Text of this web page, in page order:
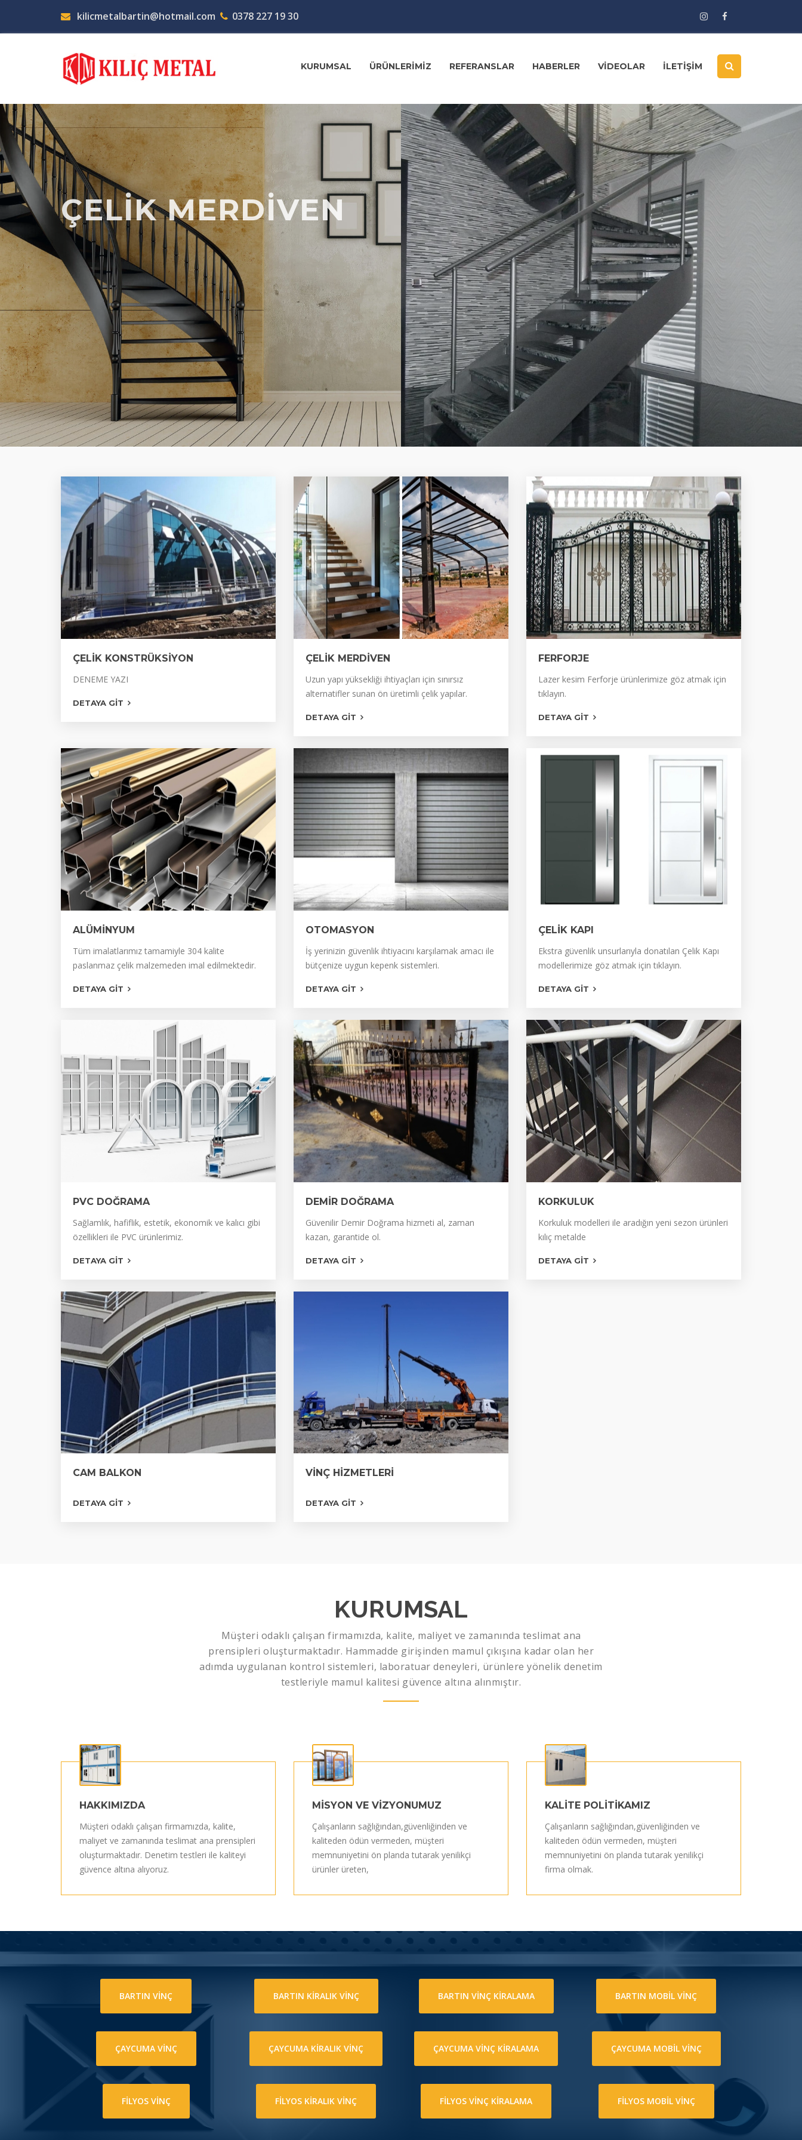
kilicmetalbartin@hotmail.com 0378 227 19 30
KURUMSAL ÜRÜNLERİMİZ REFERANSLAR HABERLER VİDEOLAR İLETİŞİM
ÇELİK MERDİVEN
DETAYA GIT
PROFİL ÇATI
ÇELİK KONSTRÜKSİYON
DENEME YAZI
DETAYA GIT
DEMİR MERDİVEN
YANGIN MERDİVENİ
ÇELİK MERDİVEN
Uzun yapı yüksekliği ihtiyaçları için sınırsız
alternatifler sunan ön üretimli çelik yapılar.
DETAYA GIT
MERDİVEN KORKULUKLARI
FERFORJE KAPILAR
BAHÇE KORKULUKLARI
FERFORJE
Lazer kesim Ferforje ürünlerimize göz atmak için
tıklayın.
DETAYA GIT
ALÜMİNYUM DOĞRAMA
ALÜMİNYUM KÜPEŞTE
ALÜMİNYUM HAVUZ KORKULUĞU
ALÜMİNYUM
Tüm imalatlarımız tamamiyle 304 kalite
paslanmaz çelik malzemeden imal edilmektedir.
DETAYA GIT
OTOMATİK GARAJ KAPILARI
GİYOTİN CAM BALKON
OTOMATİK BARİYER
OTOMASYON
İş yerinizin güvenlik ihtiyacını karşılamak amacı ile
bütçenize uygun kepenk sistemleri.
DETAYA GIT
Ceviz Rustik Panel
Kabartma Laminat Panel
Klasik Ceviz Modeller
Klasik Maun Modeller
Klasik Laminoks Modeller
Klasik Ponpon Modeller
Kromlu Laminoks
Lüks Alpi Panel
Lüks Eskitme Panel
Lüks Laminoks Çift Renkli Panel
Lüks Laminoks Panel
Lüks PVC
ÇELİK KAPI
Ekstra güvenlik unsurlarıyla donatılan Çelik Kapı
modellerimize göz atmak için tıklayın.
DETAYA GIT
CRP
P232 SİNEKLİK SÜRME SİSTEMLERİ
PLASPEN PANJUR
PVC DOĞRAMA
Sağlamlık, hafiflik, estetik, ekonomik ve kalıcı gibi
özellikleri ile PVC ürünlerimiz.
DETAYA GIT
DEMİR DOĞRAMA
DEMİR KAPI
DEMİR DOĞRAMA
Güvenilir Demir Doğrama hizmeti al, zaman
kazan, garantide ol.
DETAYA GIT
KROM KORKULUK
ALÜMİNYUM KORULUK
KORKULUK
Korkuluk modelleri ile aradığın yeni sezon ürünleri
kılıç metalde
DETAYA GIT
CAM BALKON
DETAYA GIT
VİNÇ HİZMETLERİ
DETAYA GIT
KURUMSAL
Müşteri odaklı çalışan firmamızda, kalite, maliyet ve zamanında teslimat ana
prensipleri oluşturmaktadır. Hammadde girişinden mamul çıkışına kadar olan her
adımda uygulanan kontrol sistemleri, laboratuar deneyleri, ürünlere yönelik denetim
testleriyle mamul kalitesi güvence altına alınmıştır.
HAKKIMIZDA
Müşteri odaklı çalışan firmamızda, kalite,
maliyet ve zamanında teslimat ana prensipleri
oluşturmaktadır. Denetim testleri ile kaliteyi
güvence altına alıyoruz.
MİSYON VE VİZYONUMUZ
Çalışanların sağlığından,güvenliğinden ve
kaliteden ödün vermeden, müşteri
memnuniyetini ön planda tutarak yenilikçi
ürünler üreten,
KALİTE POLİTİKAMIZ
Çalışanların sağlığından,güvenliğinden ve
kaliteden ödün vermeden, müşteri
memnuniyetini ön planda tutarak yenilikçi
firma olmak.
BARTIN VİNÇ BARTIN KİRALIK VİNÇ BARTIN VİNÇ KİRALAMA BARTIN MOBİL VİNÇ
ÇAYCUMA VİNÇ ÇAYCUMA KİRALIK VİNÇ ÇAYCUMA VİNÇ KİRALAMA ÇAYCUMA MOBİL VİNÇ
FİLYOS VİNÇ FİLYOS KİRALIK VİNÇ FİLYOS VİNÇ KİRALAMA FİLYOS MOBİL VİNÇ